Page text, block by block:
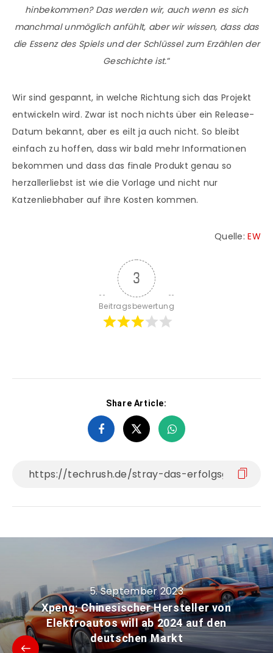
hinbekommen? Das werden wir, auch wenn es sich
manchmal unmöglich anfühlt, aber wir wissen, dass das
die Essenz des Spiels und der Schlüssel zum Erzählen der
Geschichte ist.“
Wir sind gespannt, in welche Richtung sich das Projekt
entwickeln wird. Zwar ist noch nichts über ein Release-
Datum bekannt, aber es eilt ja auch nicht. So bleibt
einfach zu hoffen, dass wir bald mehr Informationen
bekommen und dass das finale Produkt genau so
herzallerliebst ist wie die Vorlage und nicht nur
Katzenliebhaber auf ihre Kosten kommen.
Quelle:EW
3
Beitragsbewertung
Share Article:
5. September 2023
Xpeng: Chinesischer Hersteller von
Elektroautos will ab 2024 auf den
deutschen Markt